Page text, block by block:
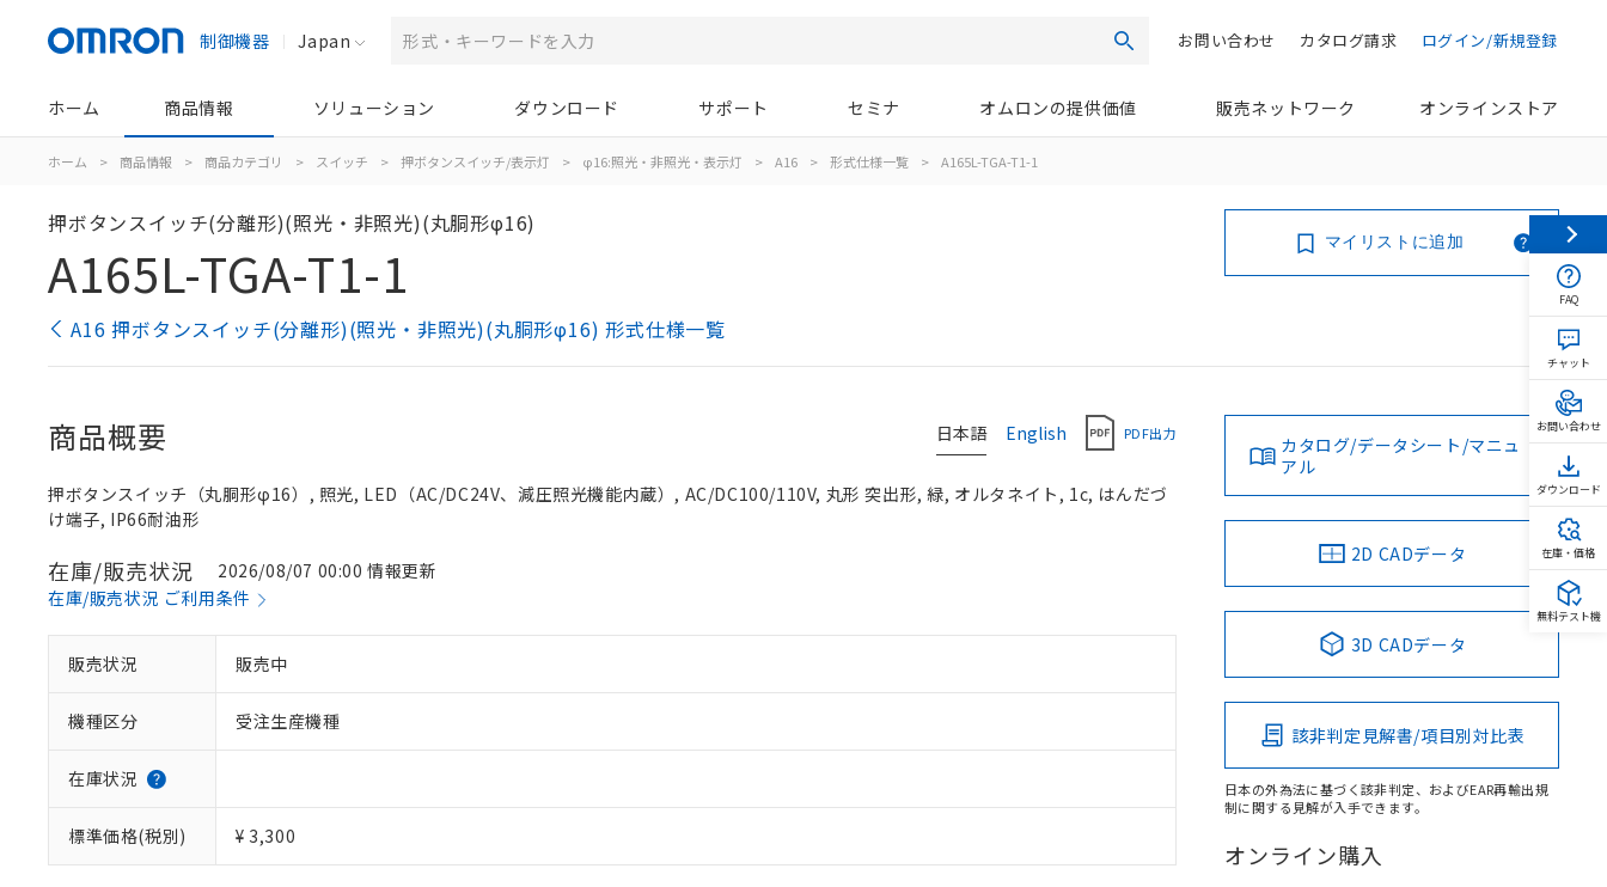
制御機器 Japan 検索 ログイン/新規登録
カタログ請求
お問い合わせ
ホーム 商品情報 ソリューション ダウンロード サポート セミナ オムロンの提供価値 販売ネットワーク オンラインストア
ホーム > 商品情報 > 商品カテゴリ > スイッチ > 押ボタンスイッチ/表示灯 > φ16:照光・非照光・表示灯 > A16 > 形式仕様一覧 > A165L-TGA-T1-1
押ボタンスイッチ(分離形)(照光・非照光)(丸胴形φ16)
A165L-TGA-T1-1
A16 押ボタンスイッチ(分離形)(照光・非照光)(丸胴形φ16) 形式仕様一覧
マイリストに追加
日本語 English PDF出力
商品概要
押ボタンスイッチ（丸胴形φ16）, 照光, LED（AC/DC24V、減圧照光機能内蔵）, AC/DC100/110V, 丸形 突出形, 緑, オルタネイト, 1c, はんだづ
け端子, IP66耐油形
在庫/販売状況
2026/08/07 00:00 情報更新
在庫/販売状況 ご利用条件
販売状況 販売中
機種区分 受注生産機種
在庫状況
標準価格(税別) ¥ 3,300
カタログ/データシート/マニュ
アル
2D CADデータ
3D CADデータ
該非判定見解書/項目別対比表
日本の外為法に基づく該非判定、およびEAR再輸出規
制に関する見解が入手できます。
オンライン購入
FAQ
チャット
お問い合わせ
ダウンロード
在庫・価格
無料テスト機